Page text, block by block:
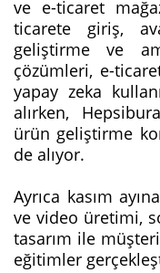
ve e-ticaret
ticarete giriş,
geliştirme ve
çözümleri, e-
yapay zeka
alırken,
ürün geliştirme
de alıyor.
Ayrıca kasım
ve video üretimi,
tasarım ile
eğitimler